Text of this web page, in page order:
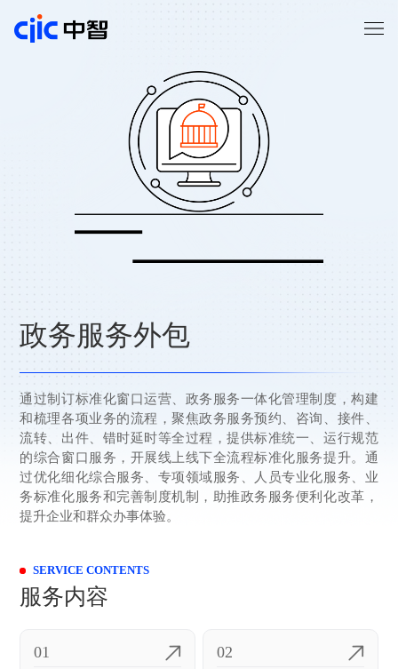
政务服务外包
通过制订标准化窗口运营、政务服务一体化管理制度，构建
和梳理各项业务的流程，聚焦政务服务预约、咨询、接件、
流转、出件、错时延时等全过程，提供标准统一、运行规范
的综合窗口服务，开展线上线下全流程标准化服务提升。通
过优化细化综合服务、专项领域服务、人员专业化服务、业
务标准化服务和完善制度机制，助推政务服务便利化改革，
提升企业和群众办事体验。
SERVICE CONTENTS
服务内容
01 02